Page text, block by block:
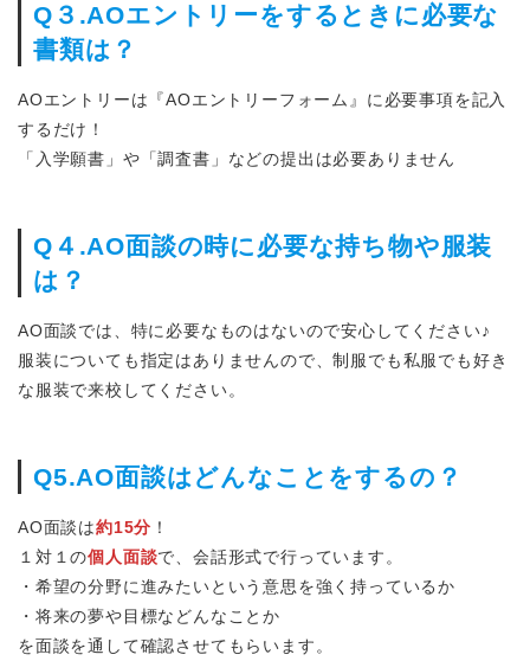
Q３.AOエントリーをするときに必要な
書類は？
AOエントリーは『AOエントリーフォーム』に必要事項を記入
するだけ！
「入学願書」や「調査書」などの提出は必要ありません
Q４.AO面談の時に必要な持ち物や服装
は？
AO面談では、特に必要なものはないので安心してください♪
服装についても指定はありませんので、制服でも私服でも好き
な服装で来校してください。
Q5.AO面談はどんなことをするの？
AO面談は約15分 ！
１対１の個人面談で、会話形式で行っています。
・希望の分野に進みたいという意思を強く持っているか
・将来の夢や目標などんなことか
を面談を通して確認させてもらいます。